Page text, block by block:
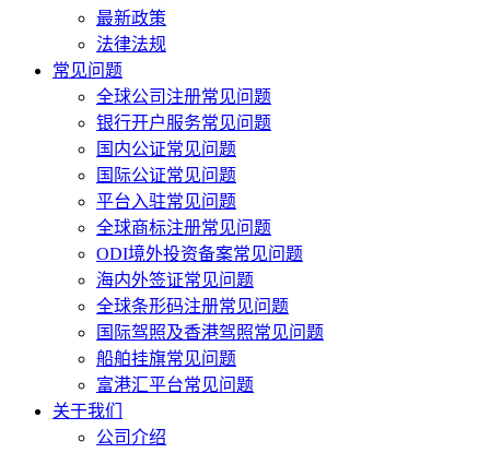
最新政策
法律法规
常见问题
全球公司注册常见问题
银行开户服务常见问题
国内公证常见问题
国际公证常见问题
平台入驻常见问题
全球商标注册常见问题
ODI境外投资备案常见问题
海内外签证常见问题
全球条形码注册常见问题
国际驾照及香港驾照常见问题
船舶挂旗常见问题
富港汇平台常见问题
关于我们
公司介绍